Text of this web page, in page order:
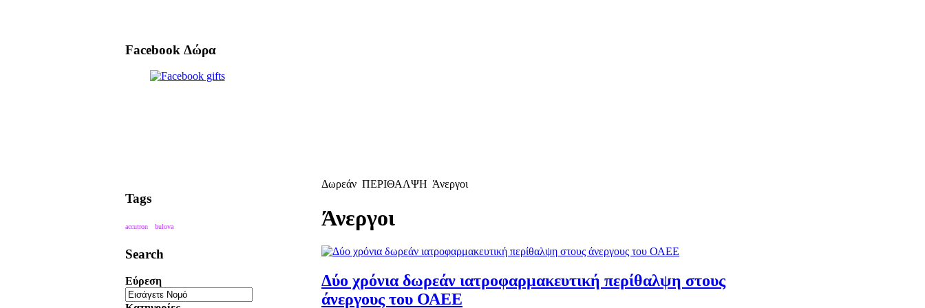
Facebook Δώρα
Δωρεάν ΠΕΡΙΘΑΛΨΗ Άνεργοι
Άνεργοι
Δύο χρόνια δωρεάν ιατροφαρμακευτική περίθαλψη στους
άνεργους του ΟΑΕΕ
Tags
accutron bulova
Search
Εύρεση